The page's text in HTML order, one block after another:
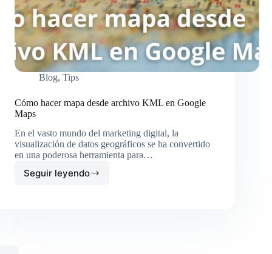
Blog,Tips
Cómo hacer mapa desde archivo KML en Google
Maps
En el vasto mundo del marketing digital, la
visualización de datos geográficos se ha convertido
en una poderosa herramienta para…
Seguir leyendo
Cómo